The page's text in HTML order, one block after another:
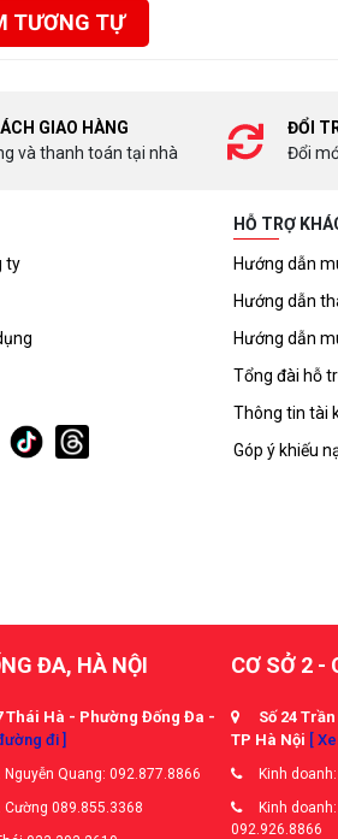
TƯƠNG TỰ
GIAO HÀNG
và thanh toán tại nhà
ĐỔI
Đổi
ty
HỖ TRỢ
Hướng dẫn
Hướng dẫn
Hướng dẫn
Tổng đài hỗ
Thông tin tài
Góp ý khiếu
ĐA, HÀ NỘI
Thái Hà - Phường Đống Đa -
đi ]
Nguyễn Quang: 092.877.8866
Cường 089.855.3368
CƠ SỞ 2 -
Số 24
TP Hà Nội [
Kinh
Kinh
092.926.8866